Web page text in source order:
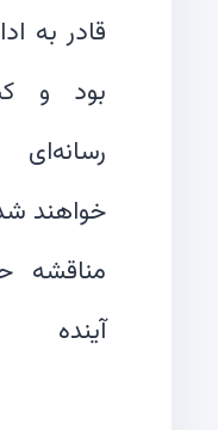
قادر به
بود و
مناقشه